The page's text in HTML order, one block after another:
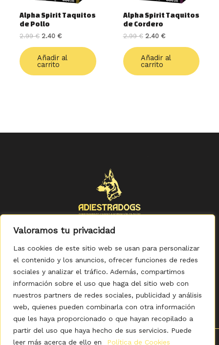
Valoramos tu privacidad
Las cookies de este sitio web se usan para personalizar
el contenido y los anuncios, ofrecer funciones de redes
sociales y analizar el tráfico. Además, compartimos
información sobre el uso que haga del sitio web con
nuestros partners de redes sociales, publicidad y análisis
web, quienes pueden combinarla con otra información
que les haya proporcionado o que hayan recopilado a
partir del uso que haya hecho de sus servicios. Puede
leer más acerca de ello en
Política de Cookies
Alpha Spirit Taquitos
de Pollo
2.99€ 2.40 €
Añadir al
carrito
Alpha Spirit Taquitos
de Cordero
2.99€ 2.40 €
Añadir al
carrito
Política de Privacidad -Política de Cookies-Aviso legal
Accesibilidad- Condiciones Generales de Compra